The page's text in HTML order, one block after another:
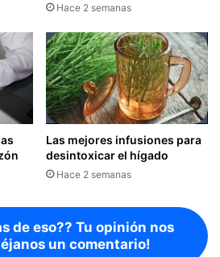
Hace 2 semanas
Las mejores infusiones para
desintoxicar el hígado
Hace 2 semanas
de eso?? Tu opinión nos
un comentario!